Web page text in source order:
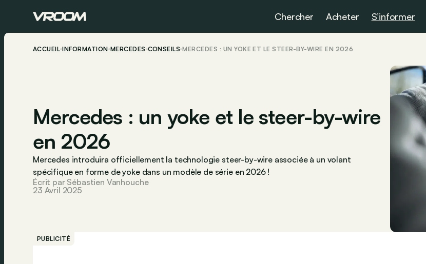
Chercher Acheter S’informer
ACCUEIL INFORMATION MERCEDES CONSEILS MERCEDES : UN YOKE ET LE STEER-BY-WIRE EN 2026
Mercedes : un yoke et le steer-by-wire
en 2026
Mercedes introduira officiellement la technologie steer-by-wire associée à un volant
spécifique en forme de yoke dans un modèle de série en 2026 !
Écrit par Sébastien Vanhouche
23 Avril 2025
PUBLICITÉ